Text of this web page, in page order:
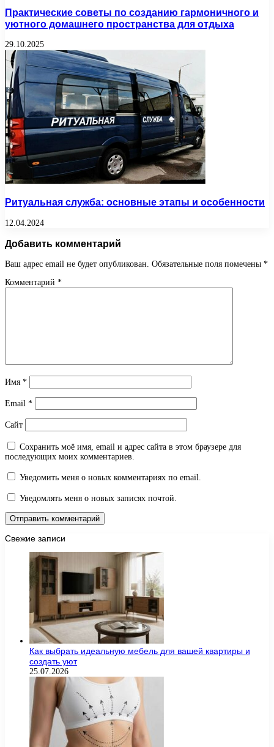
Практические советы по созданию гармоничного и
уютного домашнего пространства для отдыха
29.10.2025
Ритуальная служба: основные этапы и особенности
12.04.2024
Добавить комментарий
Ваш адрес email не будет опубликован. Обязательные поля помечены *
Комментарий *
Имя *
Email *
Сайт
Сохранить моё имя, email и адрес сайта в этом браузере для
последующих моих комментариев.
Уведомить меня о новых комментариях по email.
Уведомлять меня о новых записях почтой.
Свежие записи
Как выбрать идеальную мебель для вашей квартиры и
создать уют
25.07.2026